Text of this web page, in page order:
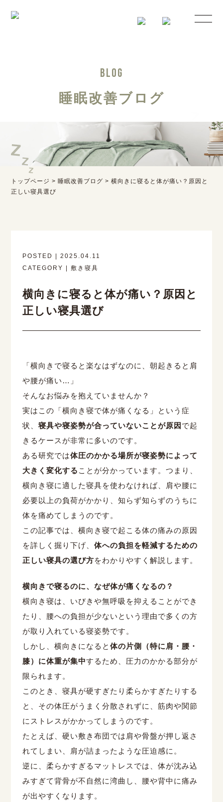
BLOG
睡眠改善ブログ
トップページ > 睡眠改善ブログ >横向きに寝ると体が痛い？原因と
正しい寝具選び
POSTED | 2025.04.11
CATEGORY | 敷き寝具
横向きに寝ると体が痛い？原因と
正しい寝具選び
「横向きで寝ると楽なはずなのに、朝起きると肩
や腰が痛い…」
そんなお悩みを抱えていませんか？
実はこの「横向き寝で体が痛くなる」という症
状、 寝具や寝姿勢が合っていないことが原因 で起
きるケースが非常に多いのです。
ある研究では体圧のかかる場所が寝姿勢によって
大きく変化する ことが分かっています。つまり、
横向き寝に適した寝具を使わなければ、肩や腰に
必要以上の負荷がかかり、知らず知らずのうちに
体を痛めてしまうのです。
この記事では、横向き寝で起こる体の痛みの原因
を詳しく掘り下げ、 体への負担を軽減するための
正しい寝具の選び方をわかりやすく解説します。
横向きで寝るのに、なぜ体が痛くなるの？
横向き寝は、いびきや無呼吸を抑えることができ
たり、腰への負担が少ないという理由で多くの方
が取り入れている寝姿勢です。
しかし、横向きになると 体の片側（特に肩・腰・
膝）に体重が集中するため、圧力のかかる部分が
限られます。
このとき、寝具が硬すぎたり柔らかすぎたりする
と、その体圧がうまく分散されずに、筋肉や関節
にストレスがかかってしまうのです。
たとえば、硬い敷き布団では肩や骨盤が押し返さ
れてしまい、肩が詰まったような圧迫感に。
逆に、柔らかすぎるマットレスでは、体が沈み込
みすぎて背骨が不自然に湾曲し、腰や背中に痛み
が出やすくなります。